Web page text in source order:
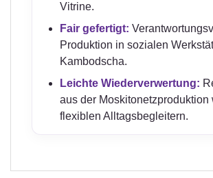
Vitrine.
Fair gefertigt:
Produktion in sozialen
Kambodscha.
Leichte Wiederverwertung:
aus der Moskitonetzproduktion
flexiblen Alltagsbegleitern.